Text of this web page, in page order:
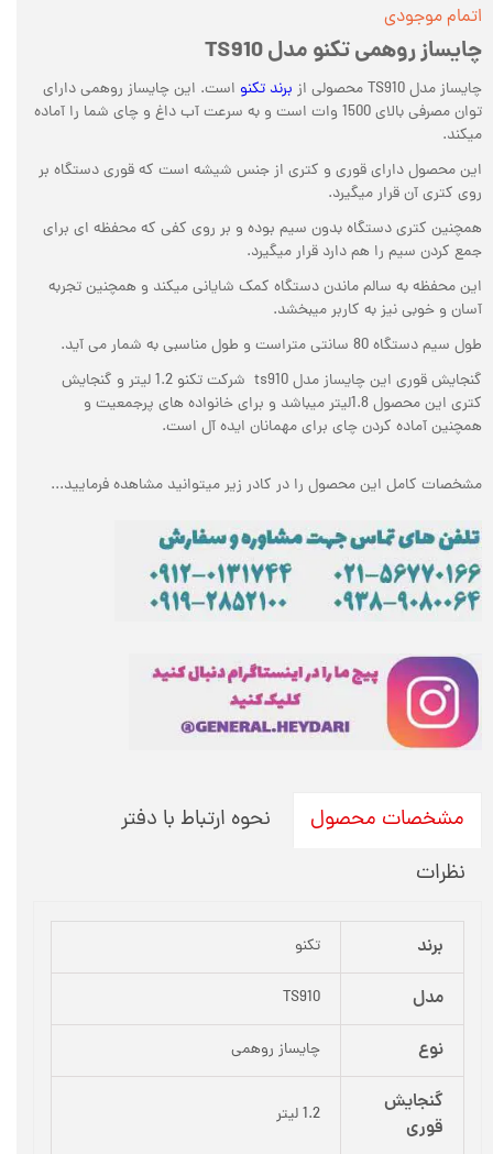
اتمام موجودی
چایساز روهمی تکنو مدلTS910
چایساز مدلTS910محصولی از برند تکنو است. این چایساز روهمی دارای
توان مصرفی بالای 1500 وات است و به سرعت آب داغ و چای شما را آماده
میکند.
این محصول دارای قوری و کتری از جنس شیشه است که قوری دستگاه بر
روی کتری آن قرار میگیرد.
همچنین کتری دستگاه بدون سیم بوده و بر روی کفی که محفظه ای برای
جمع کردن سیم را هم دارد قرار میگیرد.
این محفظه به سالم ماندن دستگاه کمک شایانی میکند و همچنین تجربه
آسان و خوبی نیز به کاربر میبخشد.
طول سیم دستگاه 80 سانتی متراست و طول مناسبی به شمار می آید.
گنجایش قوری این چایساز مدلts910
شرکت تکنو 1.2 لیتر و گنجایش
کتری این محصول 1.8لیتر میباشد و برای خانواده های پرجمعیت و
همچنین آماده کردن چای برای مهمانان ایده آل است.
مشخصات کامل این محصول را در کادر زیر میتوانید مشاهده فرمایید...
مشخصات محصول
نحوه ارتباط با دفتر
نظرات
برند تکنو
مدل TS910
نوع چایساز روهمی
گنجایش
قوری
1.2 لیتر